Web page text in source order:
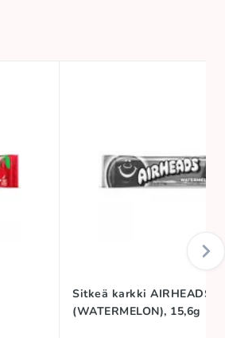
Sitkeä karkki AIRHEADS
(WATERMELON), 15,6g